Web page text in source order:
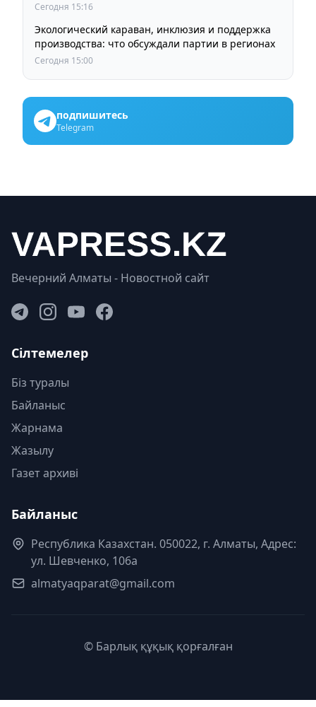
Сегодня 15:16
Экологический караван, инклюзия и поддержка
производства: что обсуждали партии в регионах
Сегодня 15:00
подпишитесь
Telegram
Вечерний Алматы - Новостной сайт
Сілтемелер
Біз туралы
Байланыс
Жарнама
Жазылу
Газет архиві
Байланыс
Республика Казахстан. 050022, г. Алматы, Адрес:
ул. Шевченко, 106а
almatyaqparat@gmail.com
© Барлық құқық қорғалған